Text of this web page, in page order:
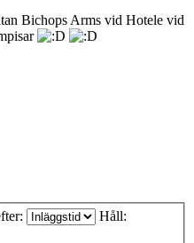
Bichops Arms vid Hotele vid
Håll: